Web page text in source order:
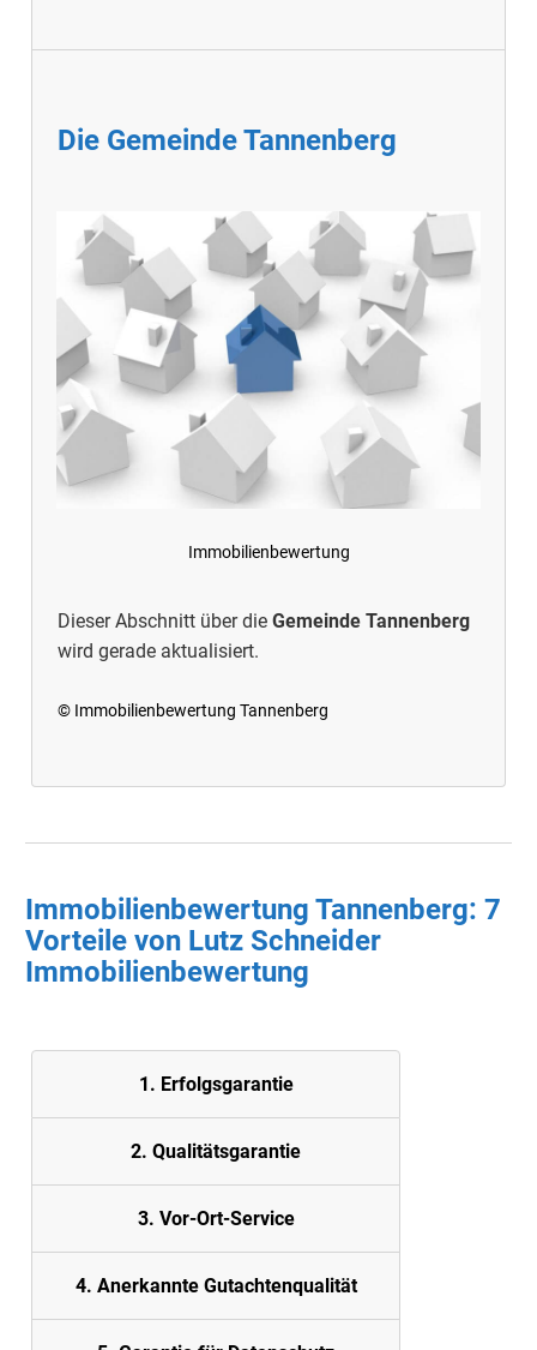
Die Gemeinde Tannenberg
Immobilienbewertung
Dieser Abschnitt über die Gemeinde Tannenberg
wird gerade aktualisiert.
© Immobilienbewertung Tannenberg
Immobilienbewertung Tannenberg: 7
Vorteile von Lutz Schneider
Immobilienbewertung
1. Erfolgsgarantie
2. Qualitätsgarantie
3. Vor-Ort-Service
4. Anerkannte Gutachtenqualität